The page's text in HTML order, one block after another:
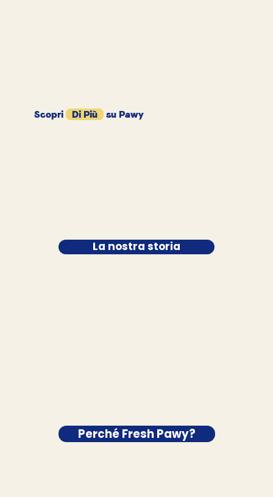
Scopri Di Più su Pawy
La nostra storia
Perché Fresh Pawy?